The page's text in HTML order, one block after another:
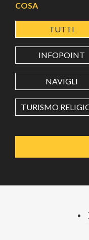
LATITUDINE
LONGITUDINE
Value in decimal
COSA
TUTTI
INFOPOINT
NAVIGLI
TURISMO